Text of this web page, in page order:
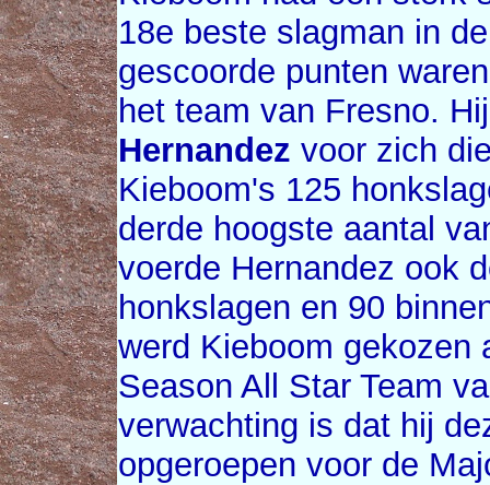
18e beste slagman in
gescoorde punten
het team van Fresno.
Hernandez voor zich
Kieboom's 125
derde hoogste aantal
voerde Hernandez ook
honkslagen en 90
werd Kieboom gekozen
Season All Star Team
verwachting is dat hij
opgeroepen voor de